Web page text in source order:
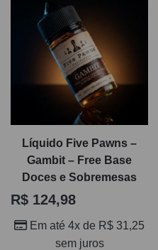
Líquido Five Pawns –
Gambit – Free Base
Doces e Sobremesas
R$ 124,98
Em até 4x de R$ 31,25
sem juros